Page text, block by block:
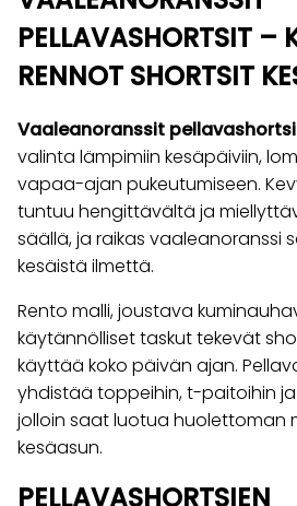
PELLAVASHORTSIT –
RENNOT SHORTSIT
Vaaleanoranssit
valinta lämpimiin kesäpäiviin,
vapaa-ajan pukeutumiseen.
tuntuu hengittävältä ja
säällä, ja raikas vaaleanoranssi
kesäistä ilmettä.
Rento malli, joustava
käytännölliset taskut tekevät
käyttää koko päivän ajan.
yhdistää toppeihin, t-paitoihin
jolloin saat luotua huolettoman
kesäasun.
PELLAVASHORTSIEN